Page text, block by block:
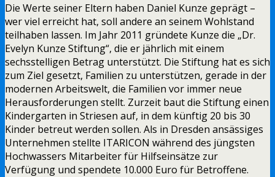
Die Werte seiner Eltern haben Daniel Kunze geprägt –
wer viel erreicht hat, soll andere an seinem Wohlstand
teilhaben lassen. Im Jahr 2011 gründete Kunze die „Dr.
Evelyn Kunze Stiftung“, die er jährlich mit einem
sechsstelligen Betrag unterstützt. Die Stiftung hat es sich
zum Ziel gesetzt, Familien zu unterstützen, gerade in der
modernen Arbeitswelt, die Familien vor immer neue
Herausforderungen stellt. Zurzeit baut die Stiftung einen
Kindergarten in Striesen auf, in dem künftig 20 bis 30
Kinder betreut werden sollen. Als in Dresden ansässiges
Unternehmen stellte ITARICON während des jüngsten
Hochwassers Mitarbeiter für Hilfseinsätze zur
Verfügung und spendete 10.000 Euro für Betroffene.